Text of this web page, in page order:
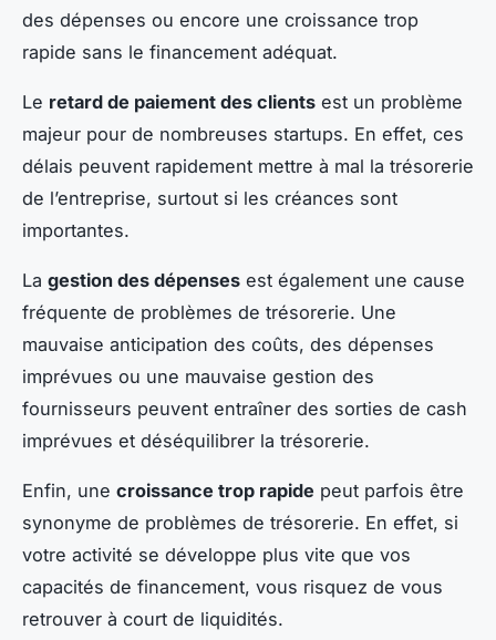
des dépenses ou encore une croissance trop
rapide sans le financement adéquat.
Le retard de paiement des clients est un problème
majeur pour de nombreuses startups. En effet, ces
délais peuvent rapidement mettre à mal la trésorerie
de l’entreprise, surtout si les créances sont
importantes.
La gestion des dépenses est également une cause
fréquente de problèmes de trésorerie. Une
mauvaise anticipation des coûts, des dépenses
imprévues ou une mauvaise gestion des
fournisseurs peuvent entraîner des sorties de cash
imprévues et déséquilibrer la trésorerie.
Enfin, une croissance trop rapide peut parfois être
synonyme de problèmes de trésorerie. En effet, si
votre activité se développe plus vite que vos
capacités de financement, vous risquez de vous
retrouver à court de liquidités.